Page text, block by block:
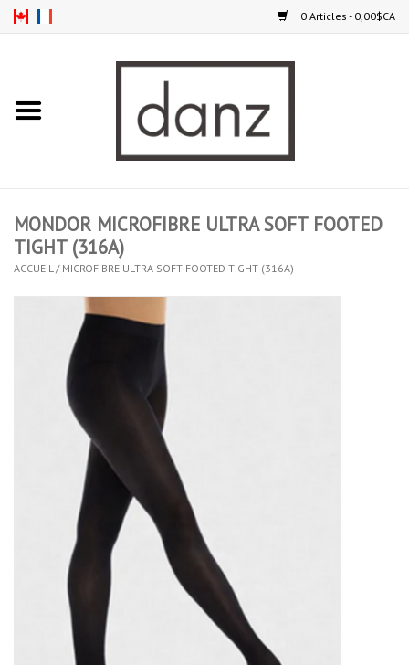
0 Articles - 0,00$CA
COLLANTS
SOULIERS
SPÉCIAUX- VENTE FINALE
PARTENARIAT
FAIT AU QUEBEC
MONDOR MICROFIBRE ULTRA SOFT FOOTED
TIGHT (316A)
ACCUEIL / MICROFIBRE ULTRA SOFT FOOTED TIGHT (316A)